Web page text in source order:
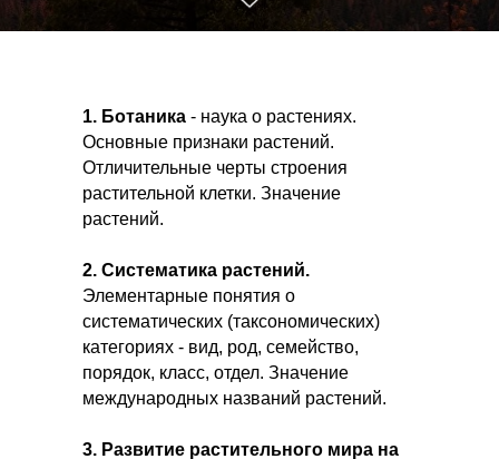
1. Ботаника - наука о растениях.
Основные признаки растений.
Отличительные черты строения
растительной клетки. Значение
растений.
2. Систематика растений.
Элементарные понятия о
систематических (таксономических)
категориях - вид, род, семейство,
порядок, класс, отдел. Значение
международных названий растений.
3. Развитие растительного мира на